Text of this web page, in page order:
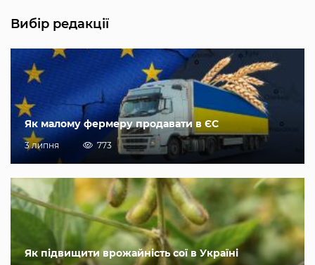
Вибір редакції
Як малому фермеру продавати в ЄС
3 липня 773
Як підвищити врожайність сої в Україні